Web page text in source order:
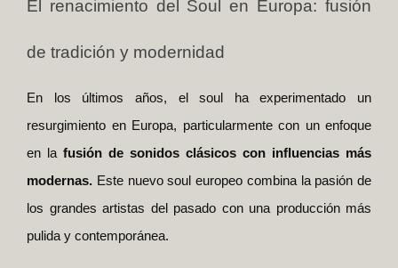
El renacimiento del Soul en Europa: fusión
de tradición y modernidad
En los últimos años, el soul ha experimentado un
resurgimiento en Europa, particularmente con un enfoque
en la fusión de sonidos clásicos con influencias más
modernas. Este nuevo soul europeo combina la pasión de
los grandes artistas del pasado con una producción más
pulida y contemporánea.